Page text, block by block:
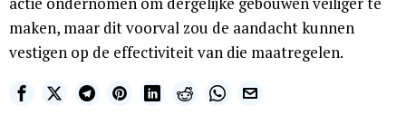
maken, maar dit voorval zou de aandacht kunnen
vestigen op de effectiviteit van die maatregelen.